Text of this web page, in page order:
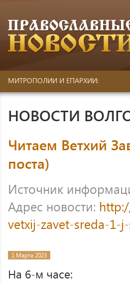
МИТРОПОЛИИ И ЕПАРХИИ:
НОВОСТИ
Читаем Ветхий
поста)
Источник
Адрес новости:
vetxij-zavet-sreda-1-
1 Марта 2023
На 6-м часе: